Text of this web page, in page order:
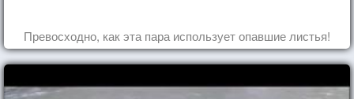
Превосходно, как эта пара использует опавшие листья!